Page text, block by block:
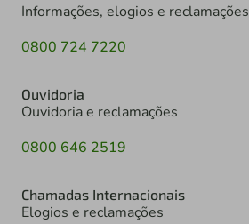
Informações, elogios e reclamações
0800 724 7220
Ouvidoria
Ouvidoria e reclamações
0800 646 2519
Chamadas Internacionais
Elogios e reclamações